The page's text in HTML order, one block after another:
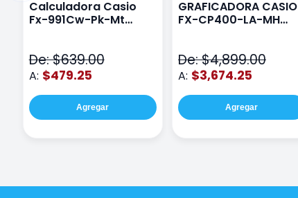
Calculadora Casio
Fx-991Cw-Pk-Mt
De: $639.00
A: $479.25
Agregar
GRAFICADORA CASIO
FX-CP400-LA-MH
De: $4,899.00
A: $3,674.25
Agregar